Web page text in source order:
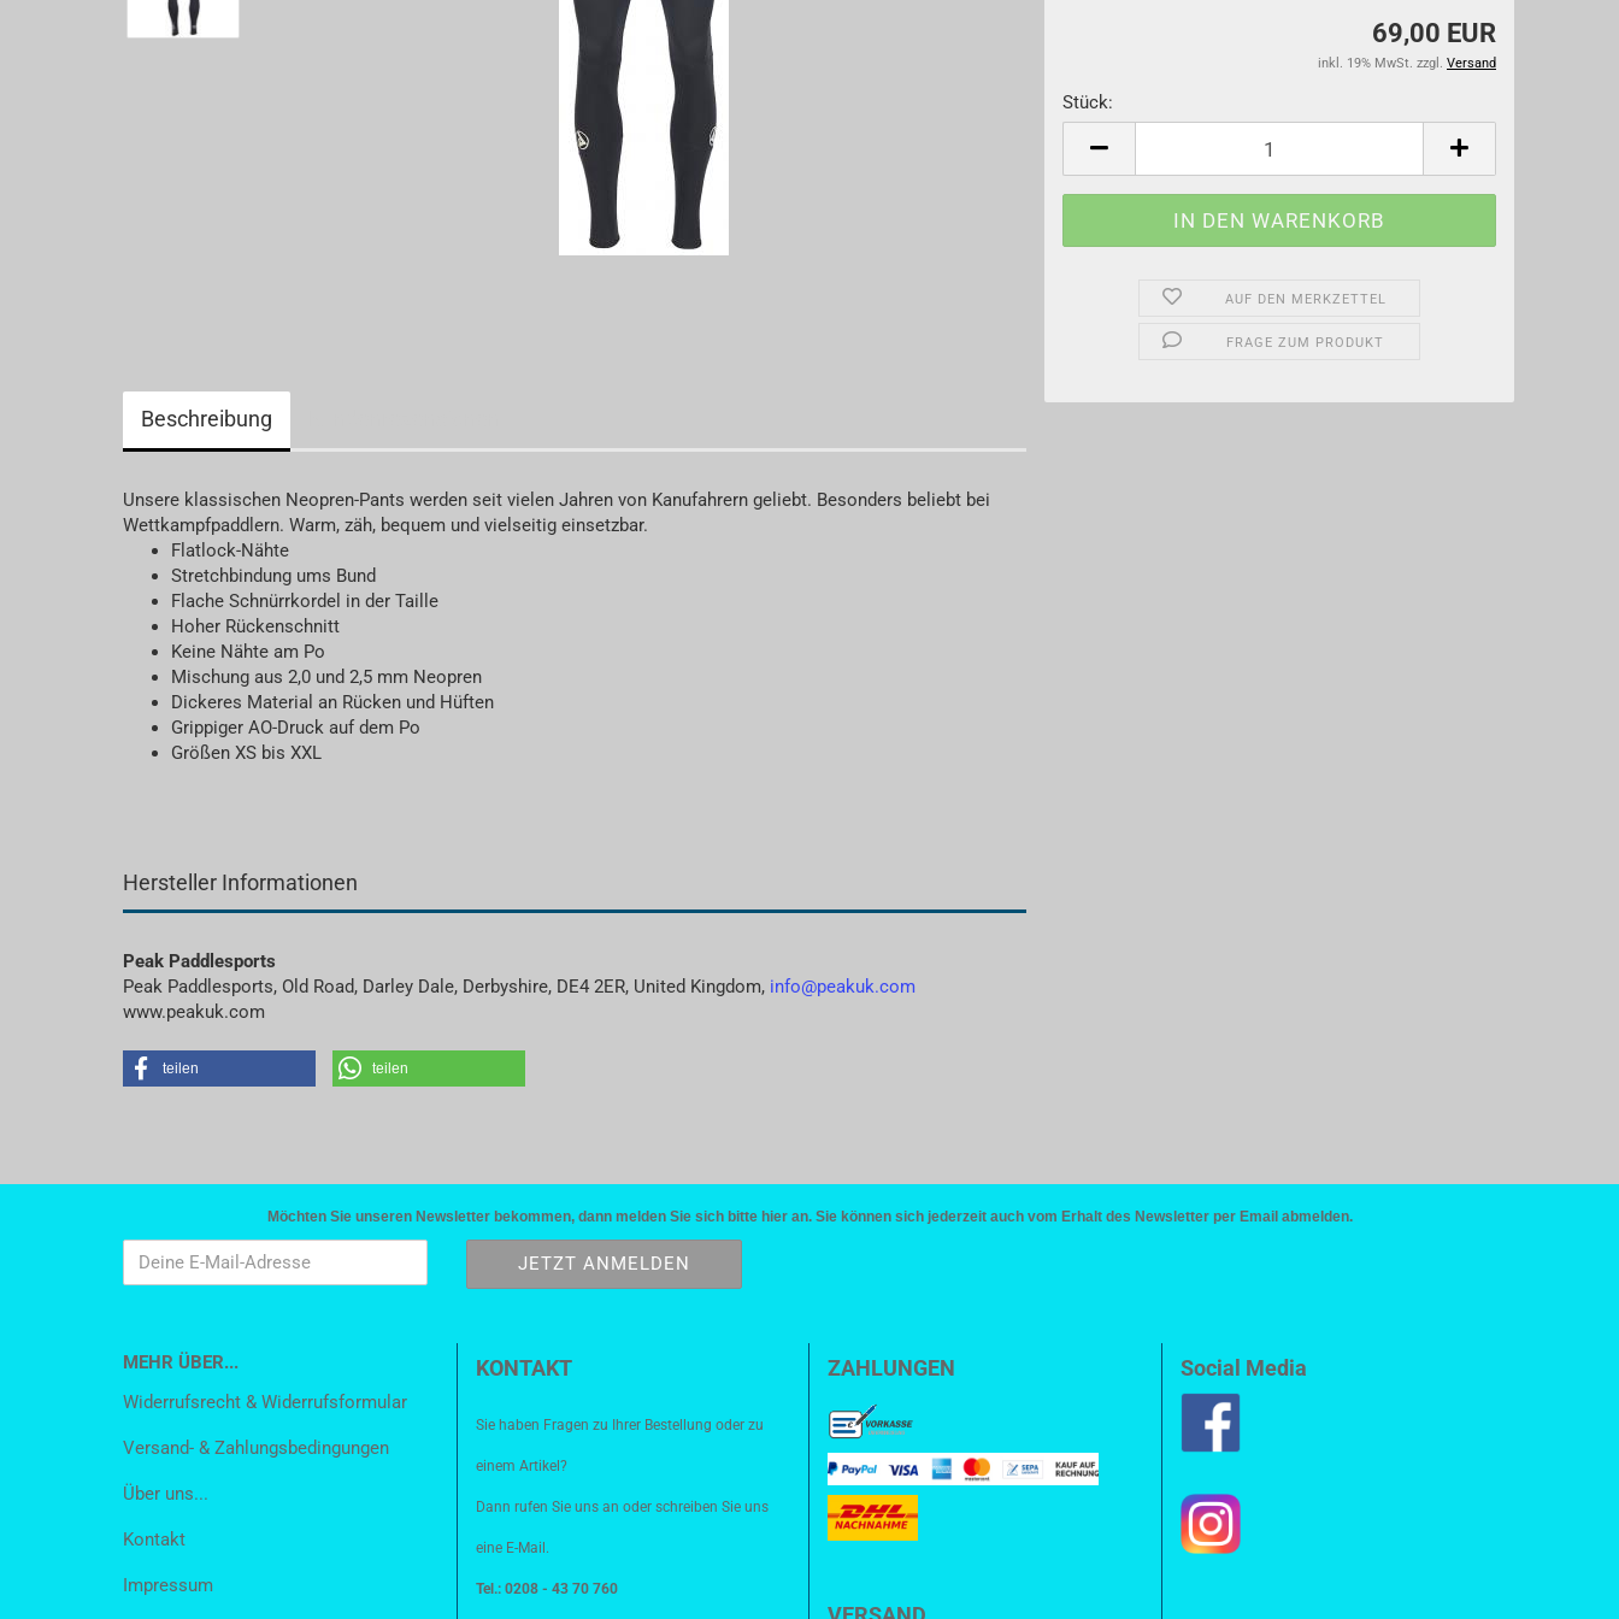
Paddel.- und Bootstaschen
69,00 EUR
inkl. 19% MwSt. zzgl. Versand
Stück:
Stück
AUF DEN MERKZETTEL
FRAGE ZUM PRODUKT
Beschreibung
Unsere klassischen Neopren-Pants werden seit vielen Jahren von Kanufahrern geliebt. Besonders beliebt bei
Wettkampfpaddlern. Warm, zäh, bequem und vielseitig einsetzbar.
Flatlock-Nähte
Stretchbindung ums Bund
Flache Schnürrkordel in der Taille
Hoher Rückenschnitt
Keine Nähte am Po
Mischung aus 2,0 und 2,5 mm Neopren
Dickeres Material an Rücken und Hüften
Grippiger AO-Druck auf dem Po
Größen XS bis XXL
Hersteller Informationen
Peak Paddlesports
Peak Paddlesports, Old Road, Darley Dale, Derbyshire, DE4 2ER, United Kingdom, info@peakuk.com
www.peakuk.com
teilen teilen
Möchten Sie unseren Newsletter bekommen, dann melden Sie sich bitte hier an. Sie können sich jederzeit auch vom Erhalt des Newsletter per Email abmelden.
MEHR ÜBER...
Widerrufsrecht & Widerrufsformular
Versand- & Zahlungsbedingungen
Über uns...
Kontakt
Impressum
KONTAKT
Sie haben Fragen zu Ihrer Bestellung oder zu
einem Artikel?
Dann rufen Sie uns an oder schreiben Sie uns
eine E-Mail.
Tel.: 0208 - 43 70 760
ZAHLUNGEN Social Media